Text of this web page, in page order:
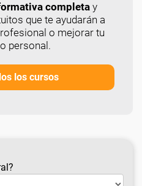
completay
que te ayudarán a
o mejorar tu
personal.
los cursos